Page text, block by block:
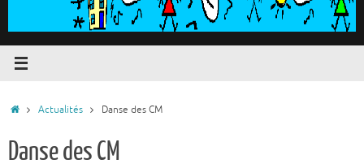
Accueil
Actualités Danse des CM
Danse des CM